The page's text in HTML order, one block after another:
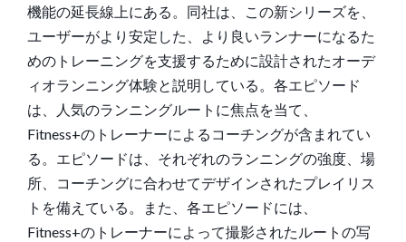
機能の延長線上にある。同社は、この新シリーズを、
ユーザーがより安定した、より良いランナーになるた
めのトレーニングを支援するために設計されたオーデ
ィオランニング体験と説明している。各エピソード
は、人気のランニングルートに焦点を当て、
Fitness+のトレーナーによるコーチングが含まれてい
る。エピソードは、それぞれのランニングの強度、場
所、コーチングに合わせてデザインされたプレイリス
トを備えている。また、各エピソードには、
Fitness+のトレーナーによって撮影されたルートの写